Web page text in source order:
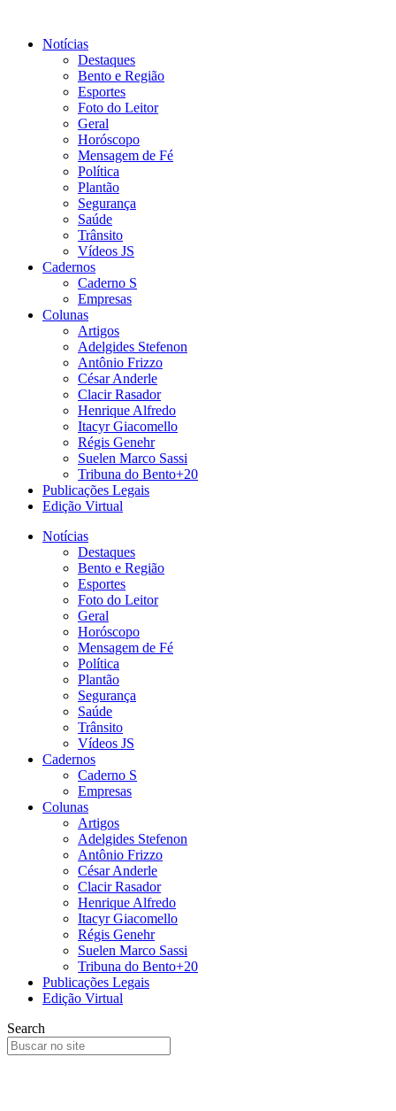
Notícias
Destaques
Bento e Região
Esportes
Foto do Leitor
Geral
Horóscopo
Mensagem de Fé
Política
Plantão
Segurança
Saúde
Trânsito
Vídeos JS
Cadernos
Caderno S
Empresas
Colunas
Artigos
Adelgides Stefenon
Antônio Frizzo
César Anderle
Clacir Rasador
Henrique Alfredo
Itacyr Giacomello
Régis Genehr
Suelen Marco Sassi
Tribuna do Bento+20
Publicações Legais
Edição Virtual
Notícias
Destaques
Bento e Região
Esportes
Foto do Leitor
Geral
Horóscopo
Mensagem de Fé
Política
Plantão
Segurança
Saúde
Trânsito
Vídeos JS
Cadernos
Caderno S
Empresas
Colunas
Artigos
Adelgides Stefenon
Antônio Frizzo
César Anderle
Clacir Rasador
Henrique Alfredo
Itacyr Giacomello
Régis Genehr
Suelen Marco Sassi
Tribuna do Bento+20
Publicações Legais
Edição Virtual
Search